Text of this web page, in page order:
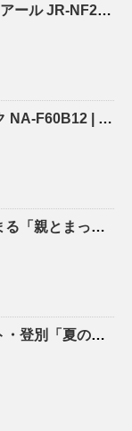
冷蔵庫 235L 2ドア ハイアール JR-NF235A |
洗濯機 6㎏ パナソニック NA-F60B12 |
沖縄
お盆の帰省ラッシュ始まる「親とまったり」「新鮮な魚をたくさん食べたい」新千歳空港の到着便 …
［広告］情報アラカルト・登別「夏の生活家電、特価 ひまわりお手伝館 – 47NEWS